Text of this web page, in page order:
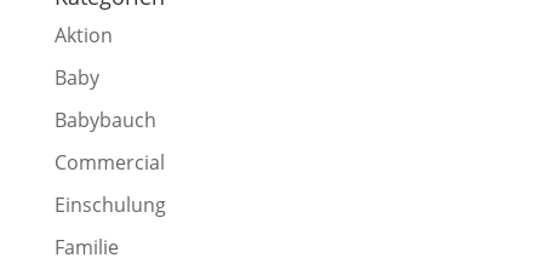
Aktion
Baby
Babybauch
Commercial
Einschulung
Familie